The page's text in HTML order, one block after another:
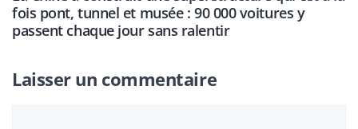
fois pont, tunnel et musée : 90 000 voitures y
passent chaque jour sans ralentir
Laisser un commentaire